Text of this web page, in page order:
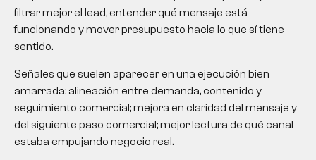
filtrar mejor el lead, entender qué mensaje está
funcionando y mover presupuesto hacia lo que sí tiene
sentido.
Señales que suelen aparecer en una ejecución bien
amarrada: alineación entre demanda, contenido y
seguimiento comercial; mejora en claridad del mensaje y
del siguiente paso comercial; mejor lectura de qué canal
estaba empujando negocio real.